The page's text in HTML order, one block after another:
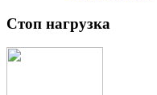
Стоп нагрузка